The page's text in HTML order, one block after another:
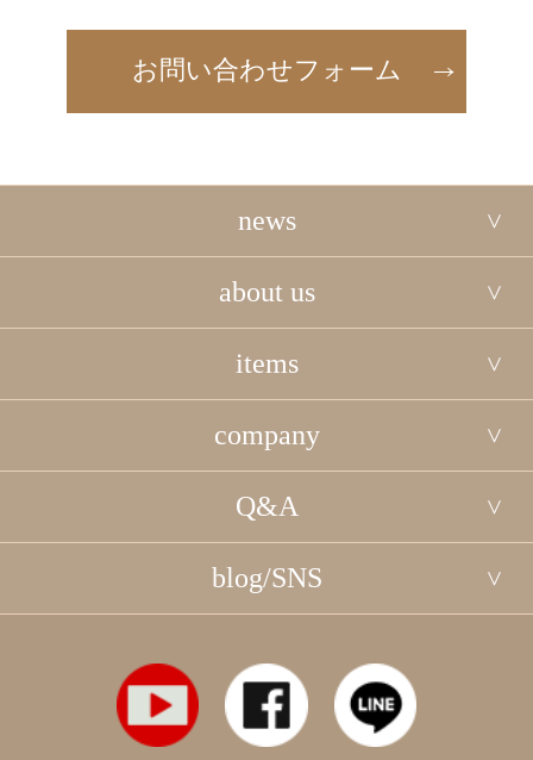
お問い合わせフォーム
news
about us
items
company
Q&A
blog/SNS